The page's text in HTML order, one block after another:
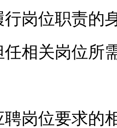
位职责的
关岗位所需
位要求的相